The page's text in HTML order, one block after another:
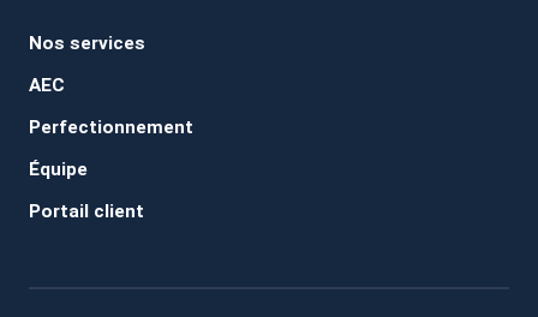
Nos services
AEC
Perfectionnement
Équipe
Portail client